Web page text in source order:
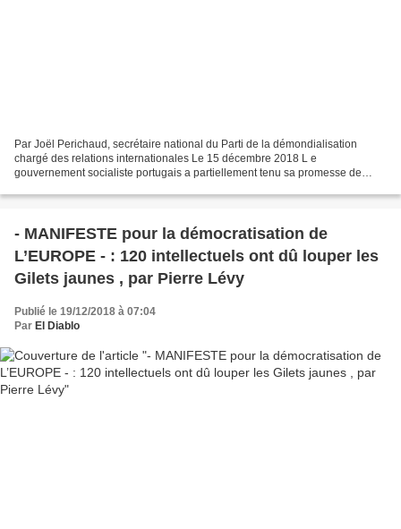
Par Joël Perichaud, secrétaire national du Parti de la démondialisation
chargé des relations internationales Le 15 décembre 2018 L e
gouvernement socialiste portugais a partiellement tenu sa promesse de
- MANIFESTE pour la démocratisation de
L’EUROPE - : 120 intellectuels ont dû louper les
Gilets jaunes , par Pierre Lévy
Publié le 19/12/2018 à 07:04
Par El Diablo